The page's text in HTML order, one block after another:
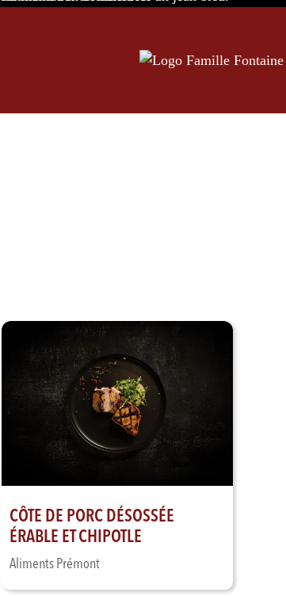
CÔTE DE PORC DÉSOSSÉE
ÉRABLE ET CHIPOTLE
Aliments Prémont